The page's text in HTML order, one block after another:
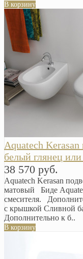
В корзину
Aquatech
белый глянец
38 570 руб.
Aquatech Kerasan
матовый Биде
смесителя.
с крышкой Сливной
Дополнительно к б..
В корзину